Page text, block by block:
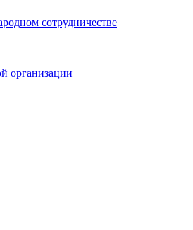
сотрудничестве
организации